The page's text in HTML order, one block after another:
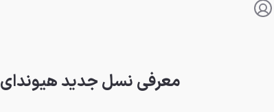
معرفی نسل جدید هیوندای i20، بروزتر و مجهزتر با ویژگی‌های شاسی‌بلند